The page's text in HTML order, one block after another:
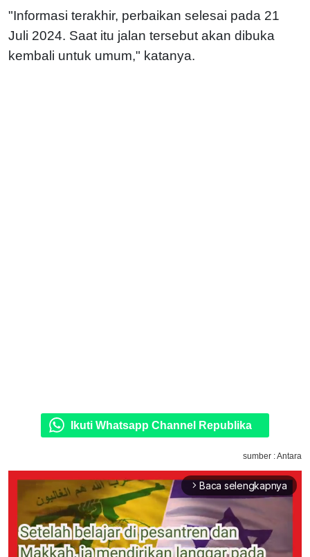
"Informasi terakhir, perbaikan selesai pada 21
Juli 2024. Saat itu jalan tersebut akan dibuka
kembali untuk umum," katanya.
Ikuti Whatsapp Channel Republika
sumber : Antara
arrow_forward_ios Baca selengkapnya